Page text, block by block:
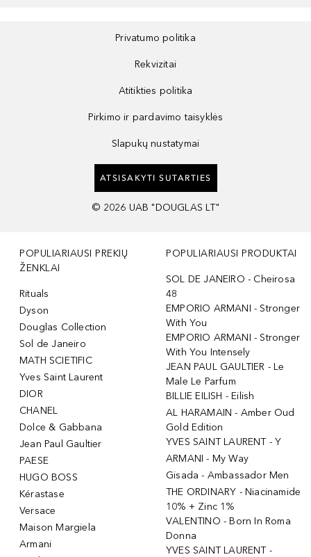
Privatumo politika
Rekvizitai
Atitikties politika
Pirkimo ir pardavimo taisyklės
Slapukų nustatymai
ATSISAKYTI SUTARTIES
© 2026 UAB "DOUGLAS LT"
POPULIARIAUSI PREKIŲ
ŽENKLAI
Rituals
Dyson
Douglas Collection
Sol de Janeiro
MATH SCIETIFIC
Yves Saint Laurent
DIOR
CHANEL
Dolce & Gabbana
Jean Paul Gaultier
PAESE
HUGO BOSS
Kérastase
Versace
Maison Margiela
Armani
POPULIARIAUSI PRODUKTAI
SOL DE JANEIRO - Cheirosa
48
EMPORIO ARMANI - Stronger
With You
EMPORIO ARMANI - Stronger
With You Intensely
JEAN PAUL GAULTIER - Le
Male Le Parfum
BILLIE EILISH - Eilish
AL HARAMAIN - Amber Oud
Gold Edition
YVES SAINT LAURENT - Y
ARMANI - My Way
Gisada - Ambassador Men
THE ORDINARY - Niacinamide
10% + Zinc 1%
VALENTINO - Born In Roma
Donna
YVES SAINT LAURENT -